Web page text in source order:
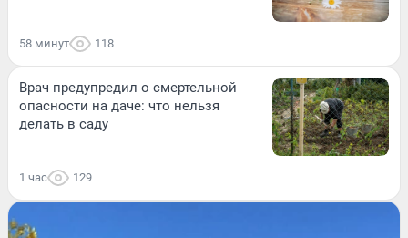
58 минут 118
Врач предупредил о смертельной
опасности на даче: что нельзя
делать в саду
1 час 129